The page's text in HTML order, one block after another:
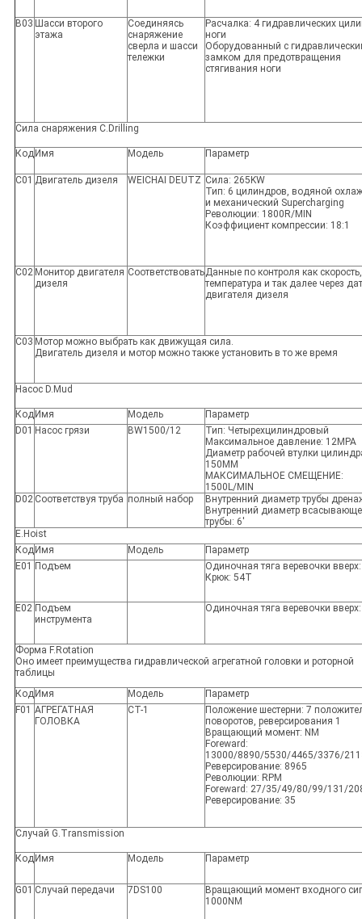
B03 Шасси второго
этажа
Соединяясь
снаряжение
сверла и шасси
тележки
Расчалка: 4 гидравлических
ноги
Оборудованный с
замком для предотвращения
стягивания ноги
Сила снаряжения C.Drilling
Код Имя Модель Параметр
C01 Двигатель дизеля WEICHAI DEUTZ Сила: 265KW
Тип: 6 цилиндров, водяной
и механический Supercharging
Революции: 1800R/MIN
Коэффициент компрессии: 18:1
C02 Монитор двигателя
дизеля
СоответствоватьДанные по контроля как скорость,
температура и так далее через
двигателя дизеля
C03 Мотор можно выбрать как движущая сила.
Двигатель дизеля и мотор можно также установить в то же время
Насос D.Mud
Код Имя Модель
Параметр
D01 Насос грязи BW1500/12
Тип: Четырехцилиндровый
Максимальное давление: 12MPA
Диаметр рабочей втулки
150MM
МАКСИМАЛЬНОЕ СМЕЩЕНИЕ:
1500L/MIN
D02 Соответствуя труба полный набор
Внутренний диаметр трубы
Внутренний диаметр
трубы: 6'
E.Hoist
Код Имя Модель
Параметр
E01 Подъем
Одиночная тяга веревочки
Крюк: 54T
E02 Подъем
инструмента
Одиночная тяга веревочки
Форма F.Rotation
Оно имеет преимущества гидравлической агрегатной головки и роторной
таблицы
Код Имя Модель
Параметр
F01 АГРЕГАТНАЯ
ГОЛОВКА
CT-1
Положение шестерни: 7
поворотов, реверсирования 1
Вращающий момент: NM
Foreward:
13000/8890/5530/4465/3376/
Реверсирование: 8965
Революции: RPM
Foreward: 27/35/49/80/99/131/
Реверсирование: 35
Случай G.Transmission
Код Имя Модель Параметр
G01 Случай передачи 7DS100
Вращающий момент входного
1000NM